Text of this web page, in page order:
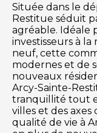
Située dans le
Restitue séduit
agréable. Idéale
investisseurs à
neuf, cette
modernes et de
nouveaux
Arcy-Sainte-
tranquillité tout
villes et des
qualité de vie à